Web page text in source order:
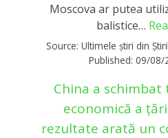
Moscova ar putea
balistice…
Source: Ultimele știri din
Published: 09/08/
China a
economică a
rezultate arată un